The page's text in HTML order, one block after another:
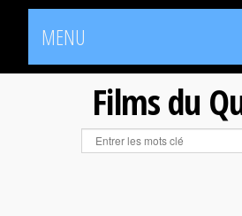
MENU
Films du